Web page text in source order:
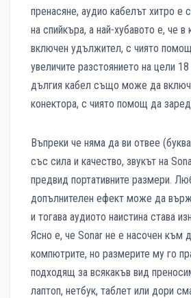
пренасяне, аудио кабелът хитро е
на спийкъра, а най-хубавото е, че в
включен удължител, с чиято
увеличите разстоянието на цели
дългия кабел също може да
конектора, с чиято помощ да
Въпреки че няма да ви отвее
със сила и качество, звукът на
предвид портативните размери.
допълнителен ефект може да
и тогава аудиото наистина става
Ясно е, че Sonar не е насочен към
компютрите, но размерите му го
подходящ за всякакъв вид
лаптоп, нетбук, таблет или дори